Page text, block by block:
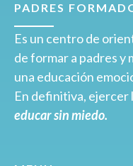
PADRES
Es un centro de
de formar a padres y
una educación
En definitiva, ejercer
educar sin miedo.